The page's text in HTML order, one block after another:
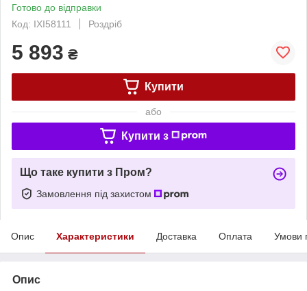
Готово до відправки
Код: IXI58111
Роздріб
5 893 ₴
Купити
або
Купити з
Що таке купити з Пром?
Замовлення під захистом
Опис Характеристики Доставка Оплата Умови
Опис